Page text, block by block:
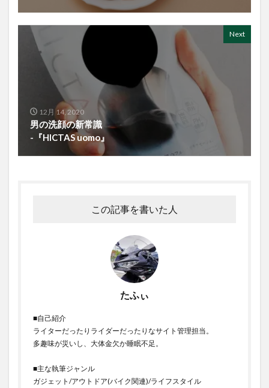
Next
12月 14, 2020
男の洗顔の新常識
-『HICTAS uomo』
この記事を書いた人
たふぃ
■自己紹介
ライターだったりライダーだったりなサイト管理担当。
多趣味が災いし、大体金欠か睡眠不足。
■主な執筆ジャンル
ガジェット/アウトドア(バイク関連)/ライフスタイル